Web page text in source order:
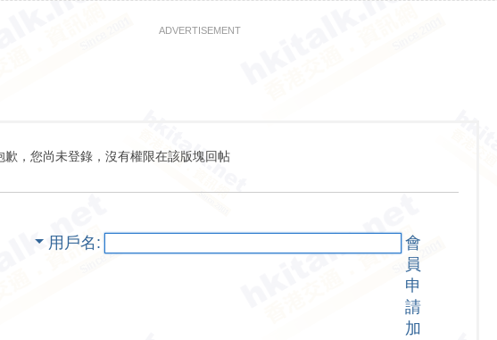
ADVERTISEMENT
歉，您尚未登錄，沒有權限在該版塊回帖
用戶名
會
員
申
請
加